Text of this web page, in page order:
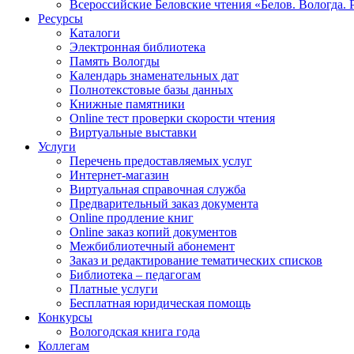
Всероссийские Беловские чтения «Белов. Вологда.
Ресурсы
Каталоги
Электронная библиотека
Память Вологды
Календарь знаменательных дат
Полнотекстовые базы данных
Книжные памятники
Online тест проверки скорости чтения
Виртуальные выставки
Услуги
Перечень предоставляемых услуг
Интернет-магазин
Виртуальная справочная служба
Предварительный заказ документа
Online продление книг
Online заказ копий документов
Межбиблиотечный абонемент
Заказ и редактирование тематических списков
Библиотека – педагогам
Платные услуги
Бесплатная юридическая помощь
Конкурсы
Вологодская книга года
Коллегам